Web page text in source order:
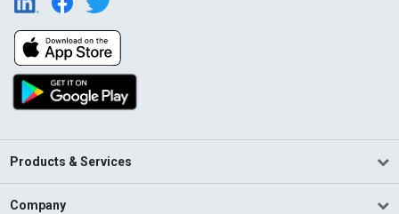
Products & Services
Company